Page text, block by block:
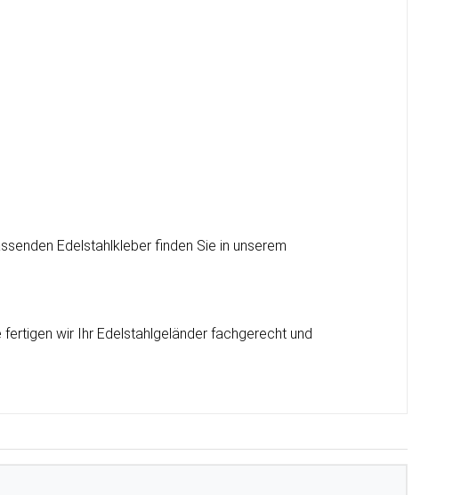
Edelstahlkleber finden Sie in unserem
wir Ihr Edelstahlgeländer fachgerecht und